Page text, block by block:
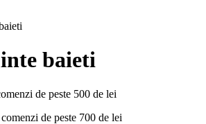
baieti
de peste 500 de lei
de peste 700 de lei